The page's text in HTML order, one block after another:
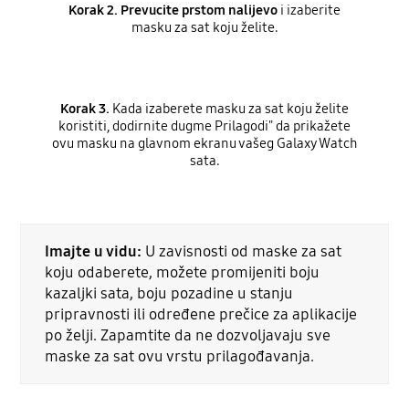
Korak 2. Prevucite prstom nalijevo i izaberite
masku za sat koju želite.
Korak 3. Kada izaberete masku za sat koju želite
koristiti, dodirnite dugme Prilagodi" da prikažete
ovu masku na glavnom ekranu vašeg Galaxy Watch
sata.
Imajte u vidu: U zavisnosti od maske za sat
koju odaberete, možete promijeniti boju
kazaljki sata, boju pozadine u stanju
pripravnosti ili određene prečice za aplikacije
po želji. Zapamtite da ne dozvoljavaju sve
maske za sat ovu vrstu prilagođavanja.